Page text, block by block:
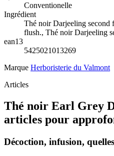
Conventionelle
Ingrédient
Thé noir Darjeeling second
flush., Thé noir Darjeeling
ean13
5425021013269
Marque Herboristerie du Valmont
Articles
Thé noir Earl Grey
articles pour
Décoction, infusion,